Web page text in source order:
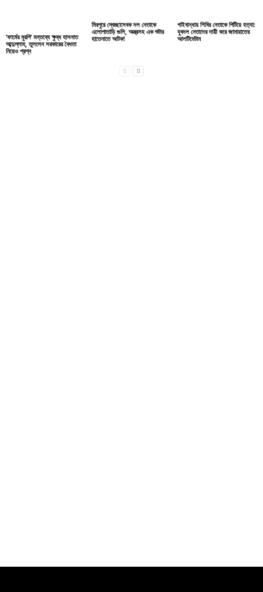
‘ফার্মের মুরগি’ মন্তব্যে ক্ষুব্ধ হাসনাত
আব্দুল্লাহ, তুললেন সরকারের বৈধতা
নিয়েও প্রশ্ন
মিরপুরে স্বেচ্ছাসেবক দল নেতাকে
এলোপাতাড়ি গুলি, অস্ত্রসহ এক শুটার
হাতেনাতে আটক!
গাইবান্ধায় শিবির নেতাকে পিটিয়ে হত্যা:
যুবদল নেতাদের দায়ী করে জামায়াতের
আলটিমেটাম